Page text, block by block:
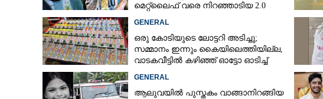
മെറ്റ്‌ലൈഫ് വരെ നിറഞ്ഞാടിയ 2.0
GENERAL
ഒരു കോടിയുടെ ലോട്ടറി അടിച്ചു;
സമ്മാനം ഇന്നും കൈയിലെത്തിയില്ല,
വാടകവീട്ടിൽ കഴിഞ്ഞ് ഓട്ടോ ഓടിച്ച്
GENERAL
ആലുവയിൽ പുസ്തകം വാങ്ങാനിറങ്ങിയ